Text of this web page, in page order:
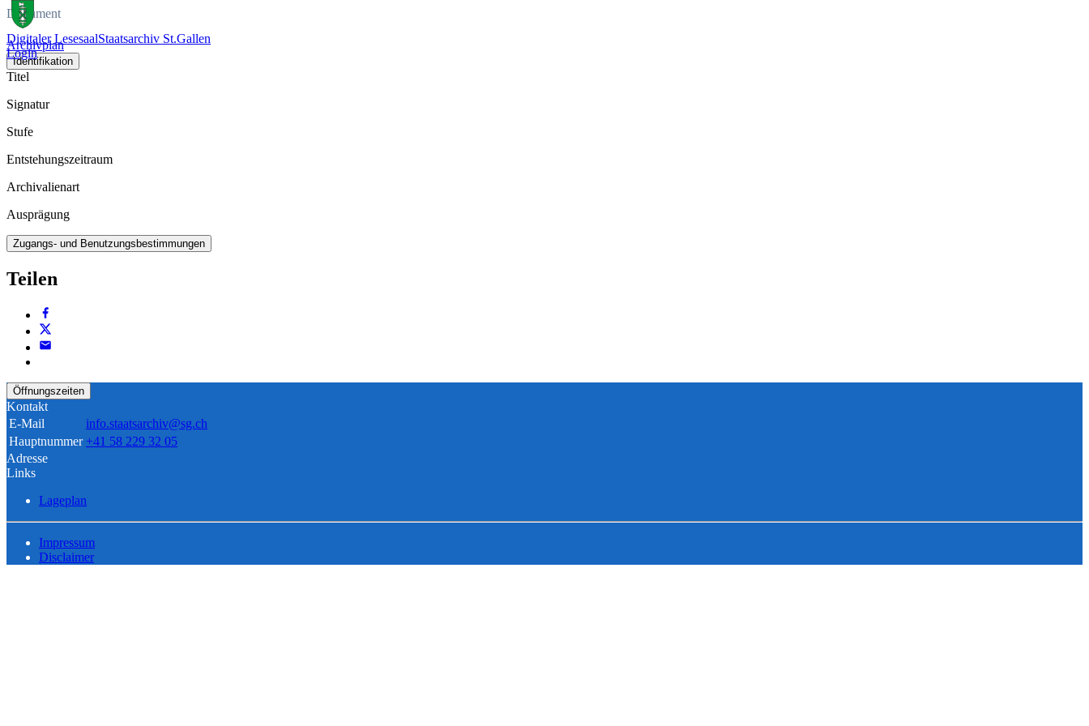
Digitaler LesesaalStaatsarchiv St.Gallen
Login
Dokument
Archivplan
Identifikation
Titel
Signatur
Stufe
Entstehungszeitraum
Archivalienart
Ausprägung
Zugangs- und Benutzungsbestimmungen
Teilen
Öffnungszeiten
Kontakt
E-Mail
info.staatsarchiv@sg.ch
Hauptnummer +41 58 229 32 05
Adresse
Links
Lageplan
Impressum
Disclaimer